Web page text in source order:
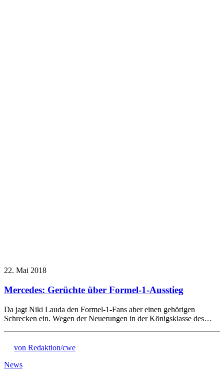
22. Mai 2018
Mercedes: Gerüchte über Formel-1-Ausstieg
Da jagt Niki Lauda den Formel-1-Fans aber einen gehörigen
Schrecken ein. Wegen der Neuerungen in der Königsklasse des…
von Redaktion/cwe
News